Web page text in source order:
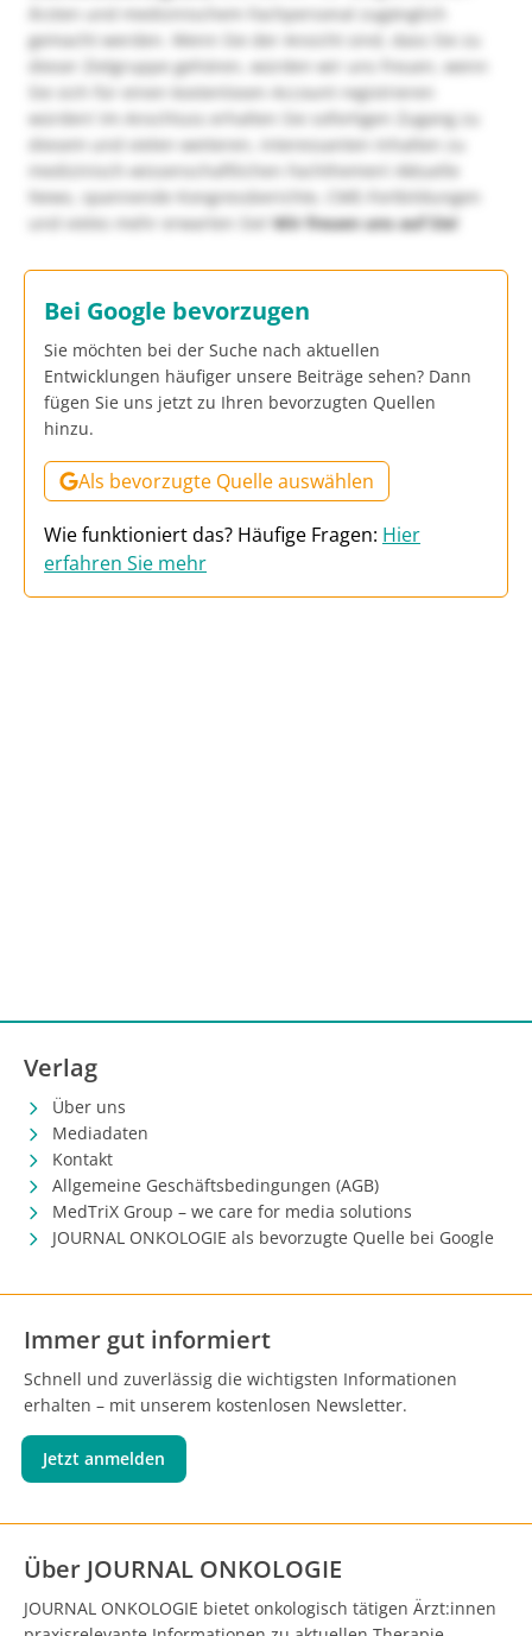
Ärzten und medizinischem Fachpersonal zugänglich
gemacht werden. Wenn Sie der Ansicht sind, dass Sie zu
dieser Zielgruppe gehören, würden wir uns freuen, wenn
Sie sich für einen kostenlosen Account registrieren
würden! Im Anschluss erhalten Sie sofortigen Zugang zu
diesem und vielen weiteren, interessanten Inhalten zu
medizinisch-wissenschaftlichen Fachthemen! Aktuelle
News, spannende Kongressberichte, CME-Fortbildungen
und vieles mehr erwarten Sie!Wir freuen uns auf Sie!
Bei Google bevorzugen
Sie möchten bei der Suche nach aktuellen
Entwicklungen häufiger unsere Beiträge sehen? Dann
fügen Sie uns jetzt zu Ihren bevorzugten Quellen
hinzu.
Als bevorzugte Quelle auswählen
Wie funktioniert das? Häufige Fragen: Hier
erfahren Sie mehr
Verlag
Über uns
Mediadaten
Kontakt
Allgemeine Geschäftsbedingungen (AGB)
MedTriX Group – we care for media solutions
JOURNAL ONKOLOGIE als bevorzugte Quelle bei Google
Immer gut informiert
Schnell und zuverlässig die wichtigsten Informationen
erhalten – mit unserem kostenlosen Newsletter.
Jetzt anmelden
Über JOURNAL ONKOLOGIE
JOURNAL ONKOLOGIE bietet onkologisch tätigen Ärzt:innen